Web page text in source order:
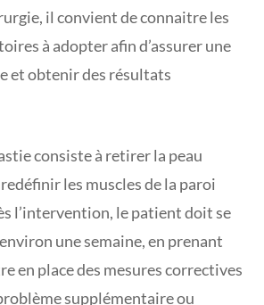
il convient de connaitre les
à adopter afin d’assurer une
et obtenir des résultats
consiste à retirer la peau
les muscles de la paroi
l’intervention, le patient doit se
une semaine, en prenant
en place des mesures correctives
supplémentaire ou